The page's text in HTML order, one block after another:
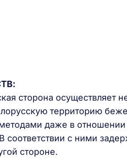
сторона осуществляет
территорию
даже в
соответствии с ними
стороне.